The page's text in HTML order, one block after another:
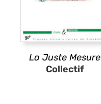
La Juste Mesure
Collectif